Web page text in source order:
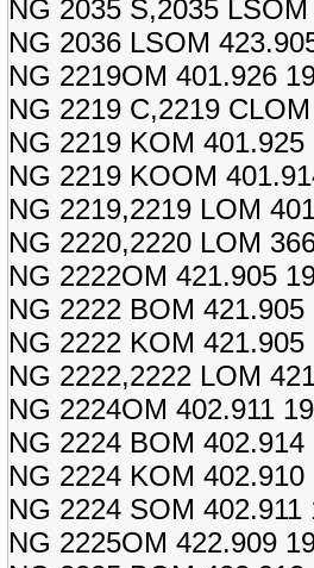
NG 2035 S,2035
NG 2036 LSOM
NG 2219OM 401.926
NG 2219 C,2219
NG 2219 KOM
NG 2219 KOOM
NG 2219,2219 LOM
NG 2220,2220 LOM
NG 2222OM 421.905
NG 2222 BOM
NG 2222 KOM
NG 2222,2222 LOM
NG 2224OM 402.911
NG 2224 BOM
NG 2224 KOM
NG 2224 SOM
NG 2225OM 422.909